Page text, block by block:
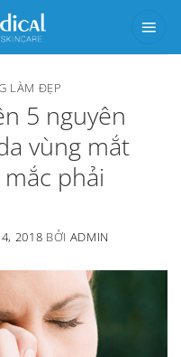
LÀM ĐẸP
5 nguyên
vùng mắt
phải
2018 BỞI ADMIN